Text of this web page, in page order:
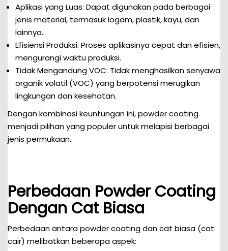
Aplikasi yang Luas: Dapat digunakan pada berbagai
jenis material, termasuk logam, plastik, kayu, dan
lainnya.
Efisiensi Produksi: Proses aplikasinya cepat dan efisien,
mengurangi waktu produksi.
Tidak Mengandung VOC: Tidak menghasilkan senyawa
organik volatil (VOC) yang berpotensi merugikan
lingkungan dan kesehatan.
Dengan kombinasi keuntungan ini, powder coating
menjadi pilihan yang populer untuk melapisi berbagai
jenis permukaan.
Perbedaan Powder Coating
Dengan Cat Biasa
Perbedaan antara powder coating dan cat biasa (cat
cair) melibatkan beberapa aspek: